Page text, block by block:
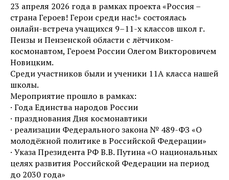
23 апреля 2026 года в рамках проекта «Россия –
страна Героев! Герои среди нас!» состоялась
онлайн-встреча учащихся 9–11-х классов школ г.
Пензы и Пензенской области с лётчиком-
космонавтом, Героем России Олегом Викторовичем
Новицким.
Среди участников были и ученики 11А класса нашей
школы.
Мероприятие прошло в рамках:
· Года Единства народов России
· празднования Дня космонавтики
· реализации Федерального закона № 489-ФЗ «О
молодёжной политике в Российской Федерации»
· Указа Президента РФ В.В. Путина «О национальных
целях развития Российской Федерации на период
до 2030 года»